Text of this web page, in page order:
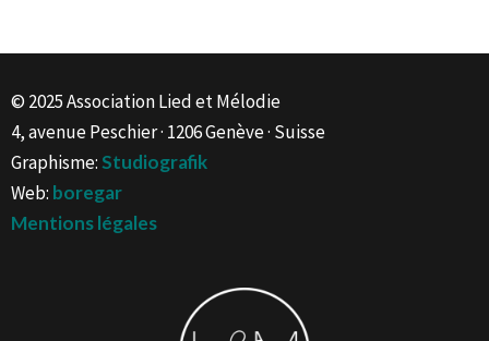
© 2025 Association Lied et Mélodie
4, avenue Peschier · 1206 Genève · Suisse
Graphisme:Studiografik
Web: boregar
Mentions légales